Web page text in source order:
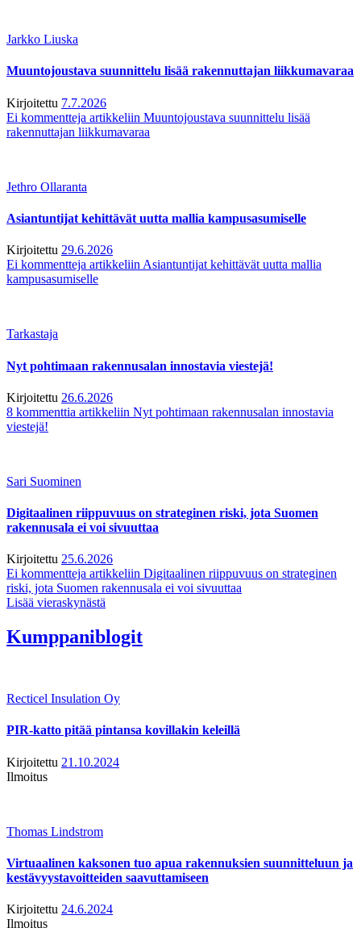
Jarkko Liuska
Muuntojoustava suunnittelu lisää rakennuttajan liikkumavaraa
Kirjoitettu 7.7.2026
Ei kommentteja artikkeliin Muuntojoustava suunnittelu lisää
rakennuttajan liikkumavaraa
Jethro Ollaranta
Asiantuntijat kehittävät uutta mallia kampusasumiselle
Kirjoitettu 29.6.2026
Ei kommentteja artikkeliin Asiantuntijat kehittävät uutta mallia
kampusasumiselle
Tarkastaja
Nyt pohtimaan rakennusalan innostavia viestejä!
Kirjoitettu 26.6.2026
8 kommenttia artikkeliin Nyt pohtimaan rakennusalan innostavia
viestejä!
Sari Suominen
Digitaalinen riippuvuus on strateginen riski, jota Suomen
rakennusala ei voi sivuuttaa
Kirjoitettu 25.6.2026
Ei kommentteja artikkeliin Digitaalinen riippuvuus on strateginen
riski, jota Suomen rakennusala ei voi sivuuttaa
Lisää vieraskynästä
Kumppaniblogit
Recticel Insulation Oy
PIR-katto pitää pintansa kovillakin keleillä
Kirjoitettu 21.10.2024
Ilmoitus
Thomas Lindstrom
Virtuaalinen kaksonen tuo apua rakennuksien suunnitteluun ja
kestävyystavoitteiden saavuttamiseen
Kirjoitettu 24.6.2024
Ilmoitus